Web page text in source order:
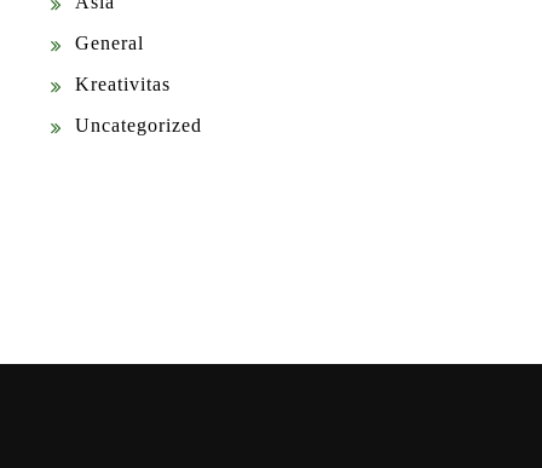
General
Kreativitas
Uncategorized